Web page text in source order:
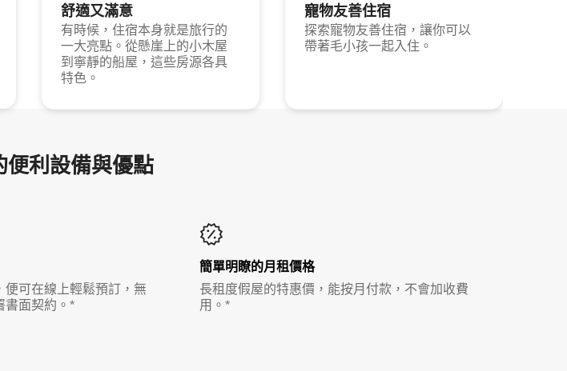
舒適又滿意
有時候，住宿本身就是旅行的
一大亮點。從懸崖上的小木屋
到寧靜的船屋，這些房源各具
特色。
寵物友善住宿
探索寵物友善住宿，讓你可以
帶著毛小孩一起入住。
便利設備與優點
可在線上輕鬆預訂，無
書面契約。*
簡單明瞭的月租價格
長租度假屋的特惠價，能按月付款，不會加收費
用。*